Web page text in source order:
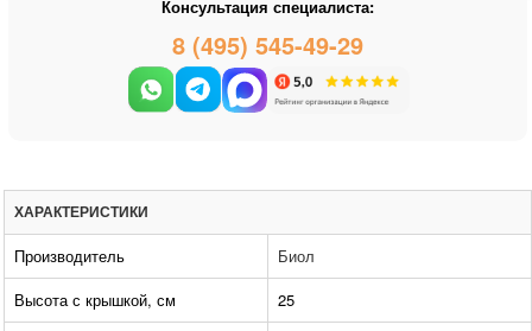
Консультация специалиста:
8 (495) 545-49-29
ХАРАКТЕРИСТИКИ
Производитель
Биол
Высота с крышкой, см
25